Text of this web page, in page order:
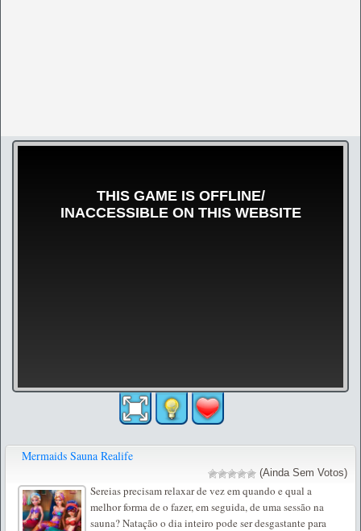
Mermaids Sauna Realife
(Ainda Sem Votos)
Sereias precisam relaxar de vez em quando e qual a
melhor forma de o fazer, em seguida, de uma sessão na
sauna? Natação o dia inteiro pode ser desgastante para